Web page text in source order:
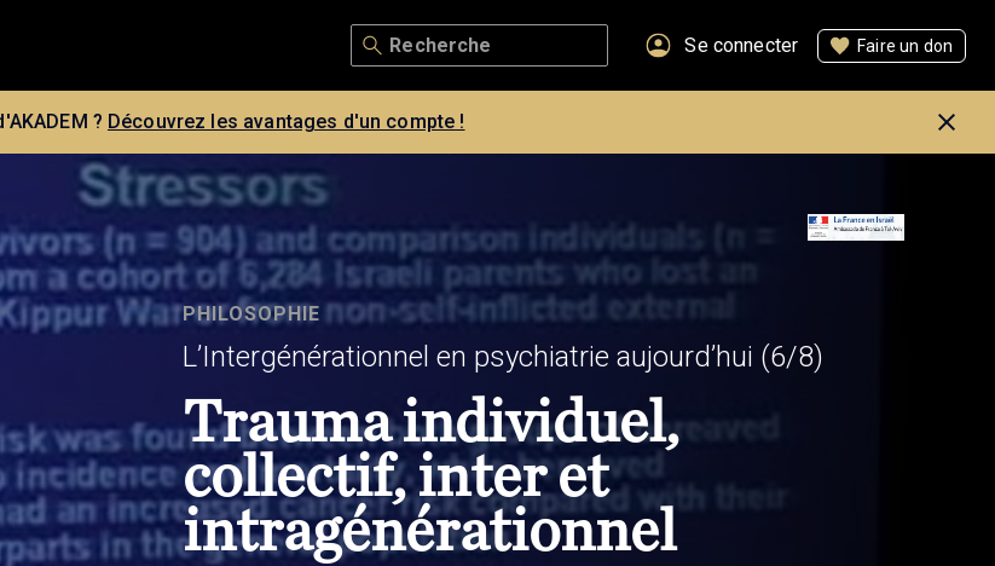
Se connecter Faire un don
? Découvrez les avantages d'un compte !
PHILOSOPHIE
L’Intergénérationnel en psychiatrie aujourd’hui (6/8)
Trauma individuel,
collectif, inter et
intragénérationnel